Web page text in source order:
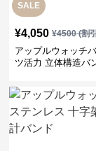
SALE
¥4,050 ¥4500(割
アップルウォッチ
ツ活力 立体構造バ